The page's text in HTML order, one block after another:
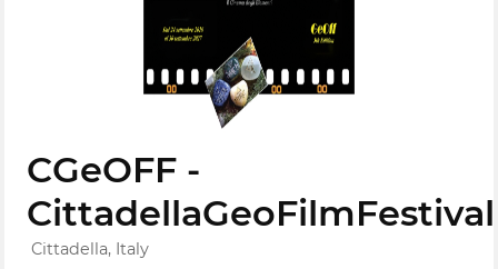
CGeOFF -
CittadellaGeoFilmFestival
Cittadella, Italy